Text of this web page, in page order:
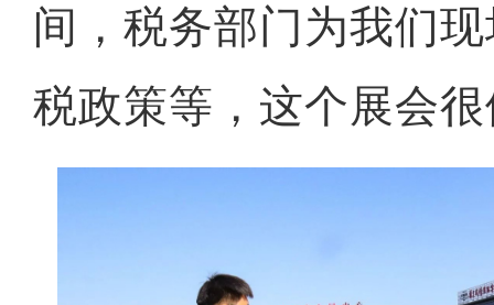
间，税务部门为我们
税政策等，这个展会很